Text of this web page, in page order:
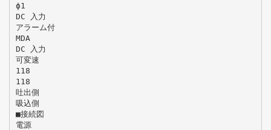
ϕ1
DC 入力
アラーム付
MDA
DC 入力
可変速
118
118
吐出側
吸込側
■接続図
電源